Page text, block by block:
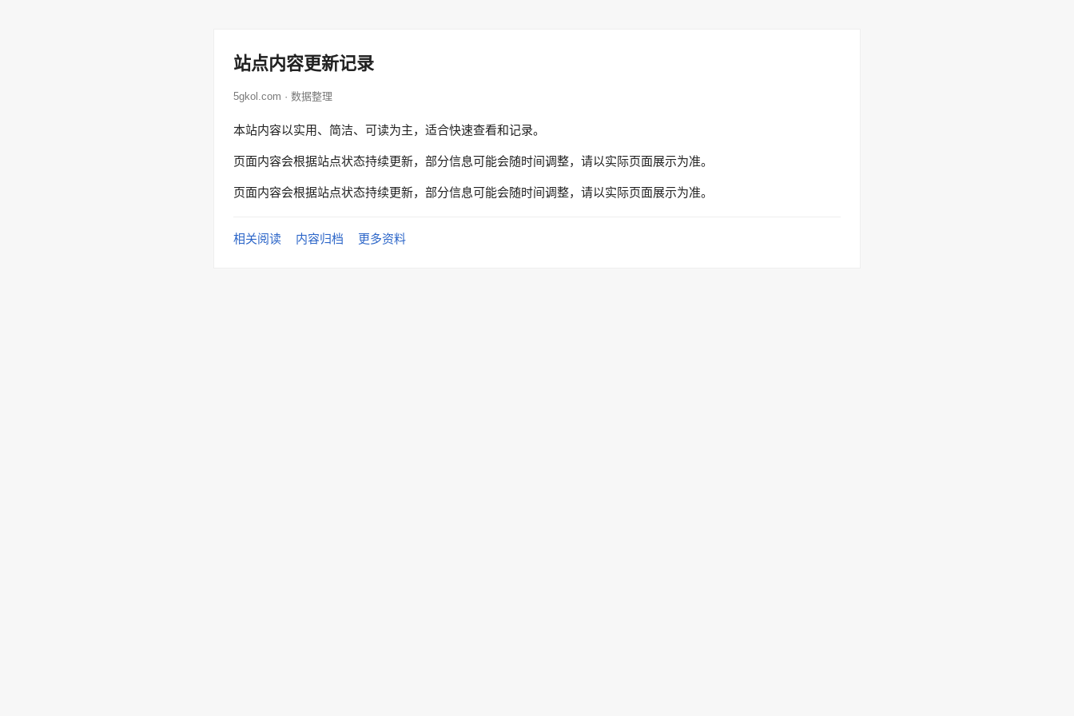
站点内容更新记录
5gkol.com · 数据整理
本站内容以实用、简洁、可读为主，适合快速查看和记录。
页面内容会根据站点状态持续更新，部分信息可能会随时间调整，请以实际页面展示为准。
页面内容会根据站点状态持续更新，部分信息可能会随时间调整，请以实际页面展示为准。
相关阅读 内容归档 更多资料